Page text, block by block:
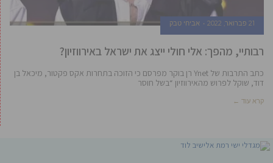
21 פברואר, 2022 אביחי טבק
רבותיי, מהפך: אלי חולי ייצג את ישראל באירווזיון?
כתב התרבות של Ynet רן בוקר מפרסם כי הזוכה בתחרות אקס פקטור, מיכאל בן
דוד, שוקל לפרוש מהאירווזיון “בשל חוסר
קרא עוד ←